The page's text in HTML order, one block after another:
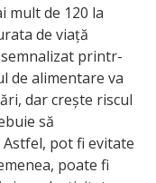
mult de 120 la
de viață
printr-
de alimentare va
dar crește riscul
să
Astfel, pot fi evitate
poate fi